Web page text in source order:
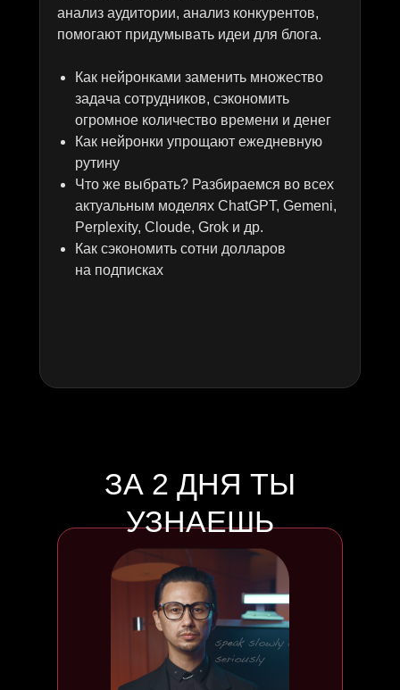
анализ аудитории, анализ конкурентов,
помогают придумывать идеи для блога.
Как нейронками заменить множество
задача сотрудников, сэкономить
огромное количество времени и денег
Как нейронки упрощают ежедневную
рутину
Что же выбрать? Разбираемся во всех
актуальным моделях ChatGPT, Gemeni,
Perplexity, Cloude, Grok и др.
Как сэкономить сотни долларов
на подписках
ЗА 2 ДНЯ ТЫ
УЗНАЕШЬ